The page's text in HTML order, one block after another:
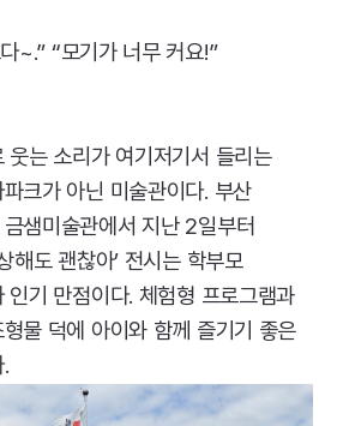
~.” “모기가 너무 커요!”
웃는 소리가 여기저기서 들리는
크가 아닌 미술관이다. 부산
샘미술관에서 지난 2일부터
해도 괜찮아’ 전시는 학부모
인기 만점이다. 체험형 프로그램과
물 덕에 아이와 함께 즐기기 좋은